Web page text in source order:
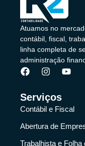
Atuamos no
contábil, fiscal,
linha completa de
administração
Serviços
Contábil e Fiscal
Abertura de
Trabalhista e Folha